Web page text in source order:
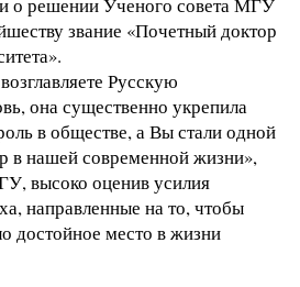
звание «Почетный доктор
Русскую
она существенно укрепила
в обществе, а Вы стали одной
в нашей современной жизни»,
высоко оценив усилия
направленные на то, чтобы
достойное место в жизни